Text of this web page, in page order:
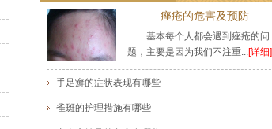
痤疮的危害及预防
基本每个人都会遇到痤疮的问
题，主要是因为我们不注重...[详细]
手足癣的症状表现有哪些
雀斑的护理措施有哪些